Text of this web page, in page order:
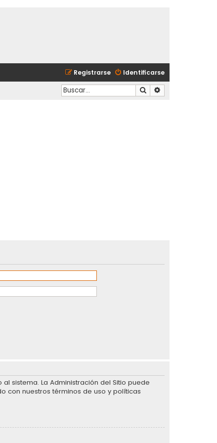
Identificarse
Registrarse
Buscar
sistema. La Administración del Sitio puede
con nuestros términos de uso y políticas